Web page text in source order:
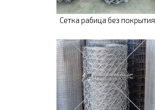
Сетка рабица без покрытия